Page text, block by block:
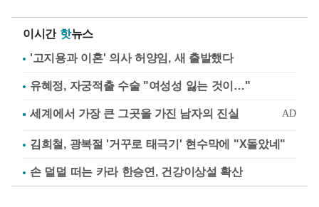
이시간 핫뉴스
'고지용과 이혼' 의사 허양임, 새 출발했다
유혜정, 자궁적출 수술 "여성성 잃는 것이…"
김희철, 광복절 '거꾸로 태극기' 현수막에 "X돌았네"
손 덜덜 떠는 카라 한승연, 건강이상설 확산